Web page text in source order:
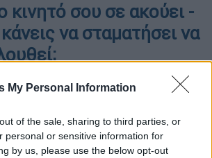
My Personal Information
of the sale, sharing to third parties, or
personal or sensitive information for
by us, please use the below opt-out
κινητό σου σε ακούει -
να σταματήσει να